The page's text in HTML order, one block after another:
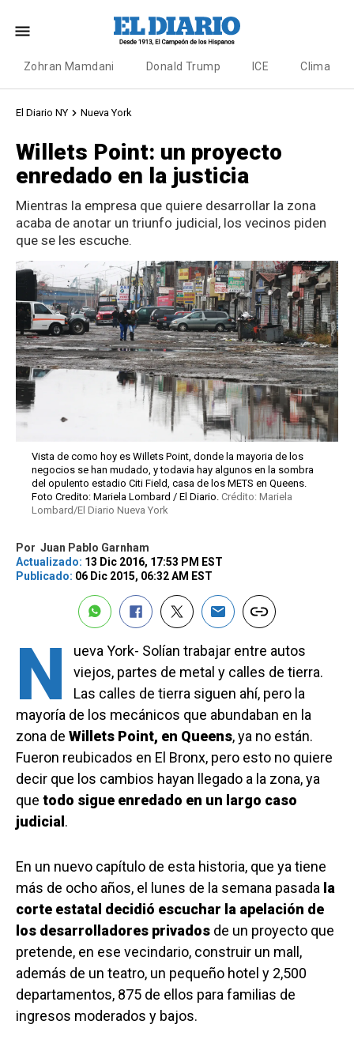
Zohran Mamdani Donald Trump ICE Clima
El Diario NY Nueva York
Willets Point: un proyecto
enredado en la justicia
Mientras la empresa que quiere desarrollar la zona
acaba de anotar un triunfo judicial, los vecinos piden
que se les escuche.
Vista de como hoy es Willets Point, donde la mayoria de los
negocios se han mudado, y todavia hay algunos en la sombra
del opulento estadio Citi Field, casa de los METS en Queens.
Foto Credito: Mariela Lombard / El Diario. Crédito: Mariela
Lombard/El Diario Nueva York
Por Juan Pablo Garnham
Actualizado: 13 Dic 2016, 17:53 PM EST
Publicado: 06 Dic 2015, 06:32 AM EST
N
ueva York- Solían trabajar entre autos
viejos, partes de metal y calles de tierra.
Las calles de tierra siguen ahí, pero la
mayoría de los mecánicos que abundaban en la
zona de Willets Point, en Queens, ya no están.
Fueron reubicados en El Bronx, pero esto no quiere
decir que los cambios hayan llegado a la zona, ya
que todo sigue enredado en un largo caso
judicial .
En un nuevo capítulo de esta historia, que ya tiene
más de ocho años, el lunes de la semana pasada la
corte estatal decidió escuchar la apelación de
los desarrolladores privados de un proyecto que
pretende, en ese vecindario, construir un mall,
además de un teatro, un pequeño hotel y 2,500
departamentos, 875 de ellos para familias de
ingresos moderados y bajos.